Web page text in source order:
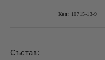
Код: 10715-13-9
Състав: